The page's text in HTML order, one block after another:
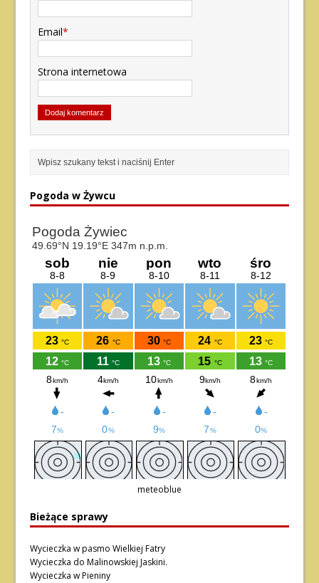
Email*
Strona internetowa
Pogoda w Żywcu
meteoblue
Bieżące sprawy
Wycieczka w pasmo Wielkiej Fatry
Wycieczka do Malinowskiej Jaskini.
Wycieczka w Pieniny